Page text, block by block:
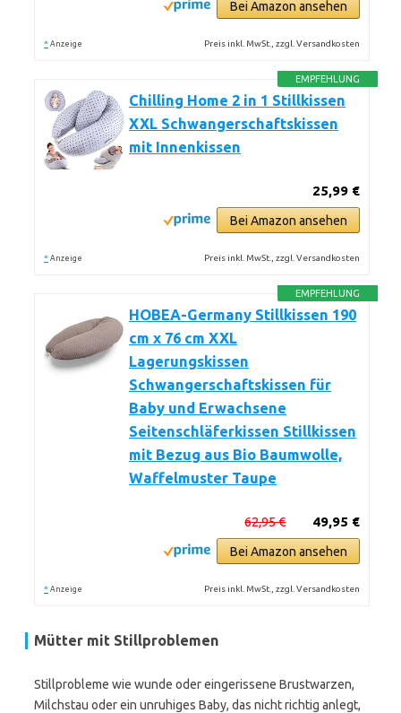
Bei Amazon ansehen
* Anzeige Preis inkl. MwSt., zzgl. Versandkosten
EMPFEHLUNG
Chilling Home 2 in 1 Stillkissen
XXL Schwangerschaftskissen
mit Innenkissen
25,99 €
Bei Amazon ansehen
* Anzeige Preis inkl. MwSt., zzgl. Versandkosten
EMPFEHLUNG
HOBEA-Germany Stillkissen 190
cm x 76 cm XXL
Lagerungskissen
Schwangerschaftskissen für
Baby und Erwachsene
Seitenschläferkissen Stillkissen
mit Bezug aus Bio Baumwolle,
Waffelmuster Taupe
49,95 €
62,95 €
Bei Amazon ansehen
* Anzeige Preis inkl. MwSt., zzgl. Versandkosten
Mütter mit Stillproblemen
Stillprobleme wie wunde oder eingerissene Brustwarzen,
Milchstau oder ein unruhiges Baby, das nicht richtig anlegt,